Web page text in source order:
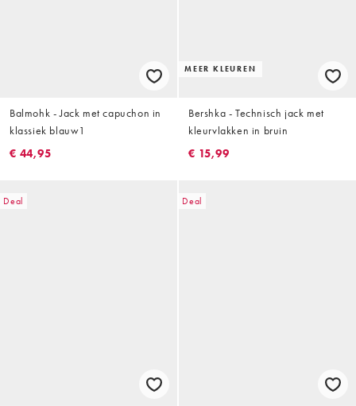
Balmohk - Jack met capuchon in
klassiek blauw1
€ 44,95
MEER KLEUREN
Bershka - Technisch jack met
kleurvlakken in bruin
€ 15,99
Deal Deal